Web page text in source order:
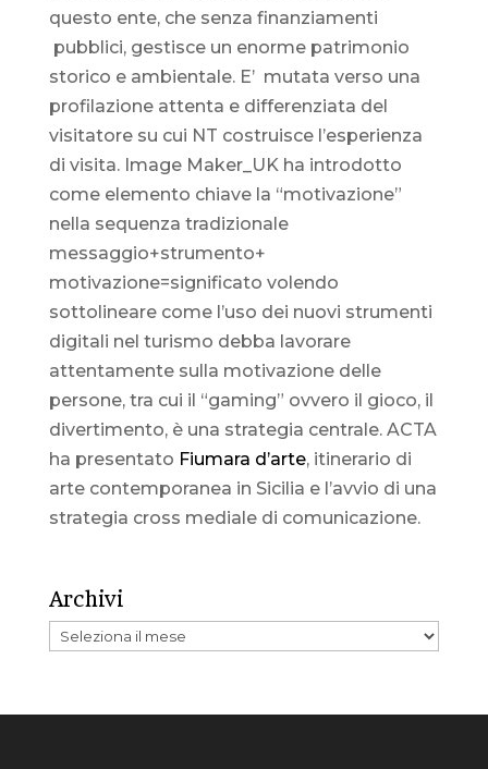
questo ente, che senza finanziamenti
pubblici, gestisce un enorme patrimonio
storico e ambientale. E’ mutata verso una
profilazione attenta e differenziata del
visitatore su cui NT costruisce l’esperienza
di visita. Image Maker_UK ha introdotto
come elemento chiave la “motivazione”
nella sequenza tradizionale
messaggio+strumento+
motivazione=significato volendo
sottolineare come l’uso dei nuovi strumenti
digitali nel turismo debba lavorare
attentamente sulla motivazione delle
persone, tra cui il “gaming” ovvero il gioco, il
divertimento, è una strategia centrale. ACTA
ha presentato Fiumara d’arte, itinerario di
arte contemporanea in Sicilia e l’avvio di una
strategia cross mediale di comunicazione.
Archivi
Archivi